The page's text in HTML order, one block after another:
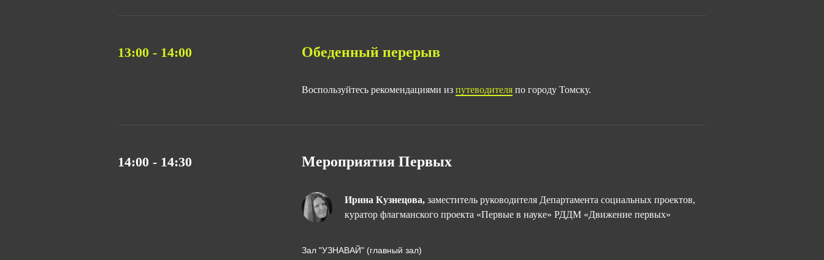
13:00 - 14:00 Обеденный перерыв
Воспользуйтесь рекомендациями из путеводителя по городу Томску.
14:00 - 14:30 Мероприятия Первых
Ирина Кузнецова, заместитель руководителя Департамента социальных проектов,
куратор флагманского проекта «Первые в науке» РДДМ «Движение первых»
Зал "УЗНАВАЙ" (главный зал)